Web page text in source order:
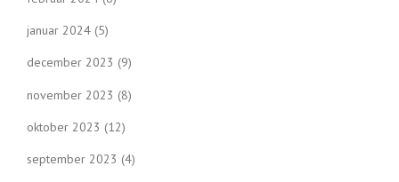
januar 2024 (5)
december 2023 (9)
november 2023 (8)
oktober 2023 (12)
september 2023 (4)